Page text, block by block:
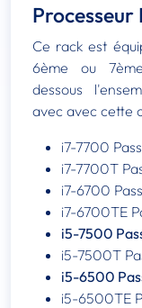
Processeur
Ce rack est
6ème ou
dessous
avec avec cette
i7-7700
i7-7700T
i7-6700
i7-6700TE
i5-7500
i5-7500T
i5-6500
i5-6500TE